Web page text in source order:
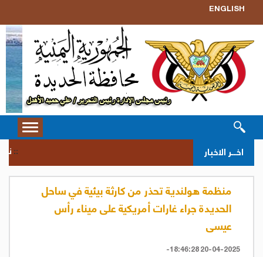
ENGLISH
Toggle
اخــر الاخبار
منظمة هولندية تحذر من كارثة بيئية في ساحل
الحديدة جراء غارات أمريكية على ميناء رأس
عيسى
20-04-2025 18:46:28-